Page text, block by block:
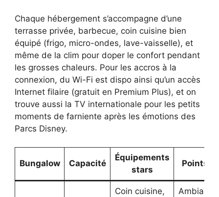
Chaque hébergement s’accompagne d’une
terrasse privée, barbecue, coin cuisine bien
équipé (frigo, micro-ondes, lave-vaisselle), et
même de la clim pour doper le confort pendant
les grosses chaleurs. Pour les accros à la
connexion, du Wi-Fi est dispo ainsi qu’un accès
Internet filaire (gratuit en Premium Plus), et on
trouve aussi la TV internationale pour les petits
moments de farniente après les émotions des
Parcs Disney.
Bungalow Capacité
Équipements
stars
Points
Coin cuisine,
Ambiance